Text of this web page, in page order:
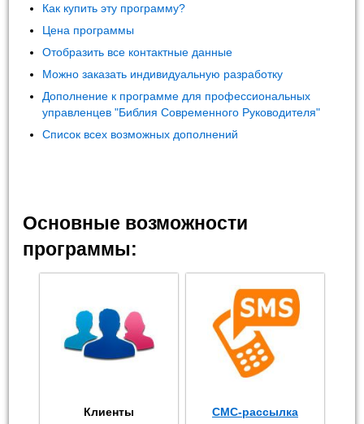
Как купить эту программу?
Цена программы
Отобразить все контактные данные
Можно заказать индивидуальную разработку
Дополнение к программе для профессиональных
управленцев "Библия Современного Руководителя"
Список всех возможных дополнений
Основные возможности
программы:
Клиенты СМС-рассылка